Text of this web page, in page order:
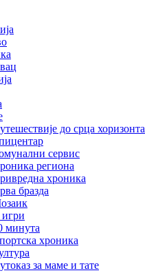
до срца хоризонта
сервис
региона
хроника
бразда
минута
хроника
за маме и тате